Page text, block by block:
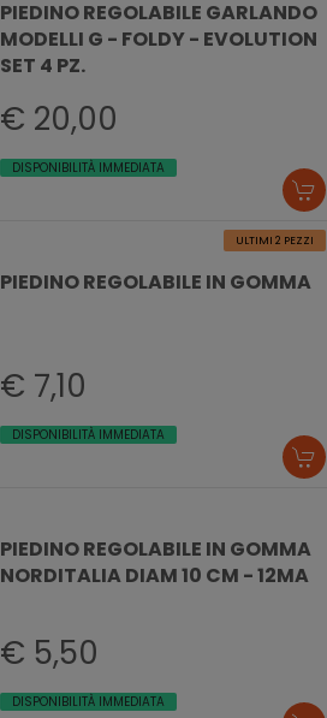
PIEDINO REGOLABILE GARLANDO
MODELLI G - FOLDY - EVOLUTION
SET 4 PZ.
€ 20,00
DISPONIBILITÀ IMMEDIATA
ULTIMI 2 PEZZI
PIEDINO REGOLABILE IN GOMMA
€ 7,10
DISPONIBILITÀ IMMEDIATA
PIEDINO REGOLABILE IN GOMMA
NORDITALIA DIAM 10 CM - 12MA
€ 5,50
DISPONIBILITÀ IMMEDIATA